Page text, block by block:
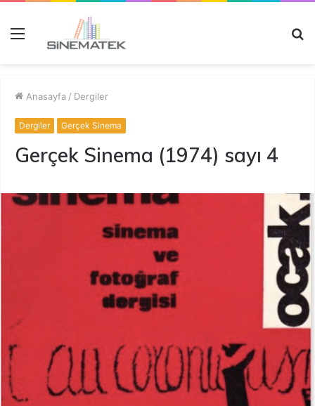
Menü
Anasayfa / Dergiler
Dergiler Gerçek Sinema
Gerçek Sinema (1974) sayı 4